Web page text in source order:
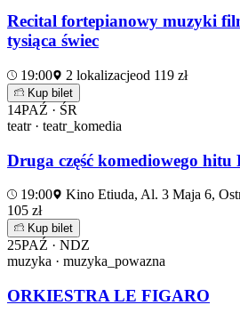
Recital fortepianowy muzyki
tysiąca świec
19:00 2 lokalizacjeod 119 zł
Kup bilet
14PAŹ · ŚR
teatr · teatr_komedia
Druga część komediowego
19:00 Kino Etiuda, Al. 3 Maja 6,
105 zł
Kup bilet
25PAŹ · NDZ
muzyka · muzyka_powazna
ORKIESTRA LE FIGARO